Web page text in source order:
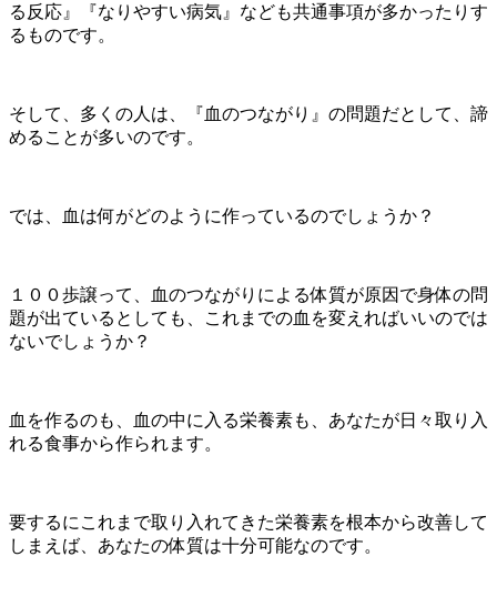
る反応』『なりやすい病気』なども共通事項が多かったりす
るものです。
そして、多くの人は、『血のつながり』の問題だとして、諦
めることが多いのです。
では、血は何がどのように作っているのでしょうか？
１００歩譲って、血のつながりによる体質が原因で身体の問
題が出ているとしても、これまでの血を変えればいいのでは
ないでしょうか？
血を作るのも、血の中に入る栄養素も、あなたが日々取り入
れる食事から作られます。
要するにこれまで取り入れてきた栄養素を根本から改善して
しまえば、あなたの体質は十分可能なのです。